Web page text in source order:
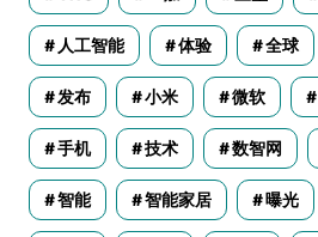
人工智能 体验 全球
发布 小米 微软
手机 技术 数智网
智能 智能家居 曝光